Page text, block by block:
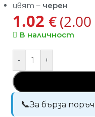
цвят – черен
1.02 €
В наличност
- +
За бърза